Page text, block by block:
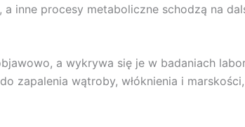
inne procesy metaboliczne schodzą na
a wykrywa się je w badaniach
zapalenia wątroby, włóknienia i